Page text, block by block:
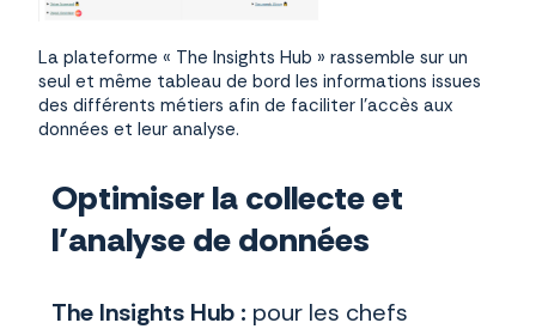
La plateforme « The Insights Hub » rassemble sur un
seul et même tableau de bord les informations issues
des différents métiers afin de faciliter l’accès aux
données et leur analyse.
Optimiser la collecte et
l’analyse de données
The Insights Hub : pour les chefs